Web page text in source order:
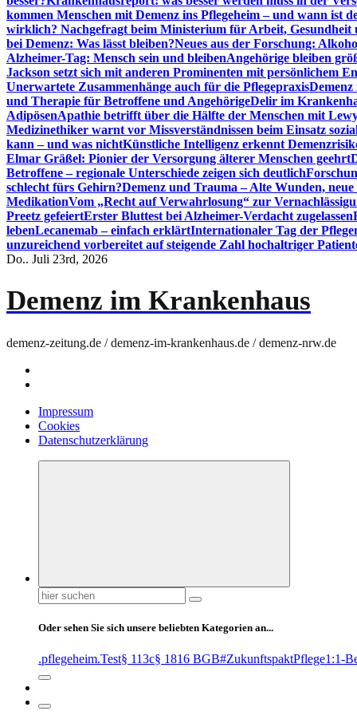
kommen Menschen mit Demenz ins Pflegeheim – und wann ist
wirklich? Nachgefragt beim Ministerium für Arbeit, Gesundheit
bei Demenz: Was lässt bleiben?Neues aus der Forschung:
Alzheimer-Tag: Mensch sein und bleibenAngehörige bleiben
Jackson setzt sich mit anderen Prominenten mit persönlichem
Unerwartete Zusammenhänge auch für die Pflegepraxis
und Therapie für Betroffene und AngehörigeDelir im
AdipösenApathie betrifft über die Hälfte der Menschen mit
Medizinethiker warnt vor Missverständnissen beim Einsatz
kann – und was nichtKünstliche Intelligenz erkennt
Elmar Gräßel: Pionier der Versorgung älterer Menschen geehrt
Betroffene – regionale Unterschiede zeigen sich deutlich
schlecht fürs Gehirn?Demenz und Trauma – Alte Wunden,
MedikationVom „Recht auf Verwahrlosung“ zur
Preetz gefeiertErster Bluttest bei Alzheimer-Verdacht zugelassen
lebenLecanemab – einfach erklärtInternationaler Tag der
unzureichend vorbereitet auf steigende Zahl hochaltriger
Do.. Juli 23rd, 2026
Demenz im Krankenhaus
demenz-zeitung.de / demenz-im-krankenhaus.de / demenz-nrw.de
Impressum
Cookies
Datenschutzerklärung
Suchen
nach:
Oder sehen Sie sich unsere beliebten Kategorien an...
.pflegeheim.Test§ 113c§ 1816 BGB#ZukunftspaktPflege1:1-